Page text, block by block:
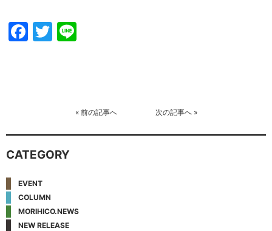
Facebook
Twitter
« 前の記事へ 次の記事へ»
CATEGORY
EVENT
COLUMN
MORIHICO.NEWS
NEW RELEASE